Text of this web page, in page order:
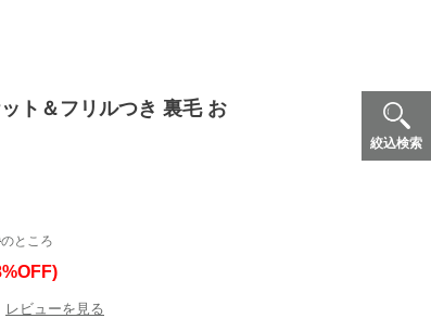
絞込検索
ト＆フリルつき 裏毛 お
のところ
レビューを見る